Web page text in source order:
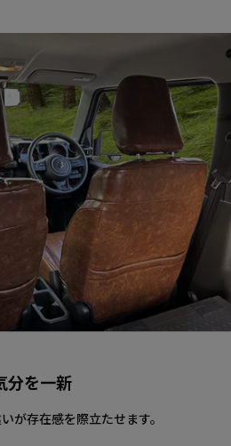
分を一新
が存在感を際立たせます。